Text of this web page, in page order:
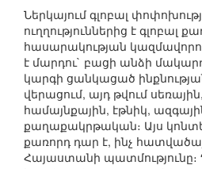
Ներկայում գլոբալ
ուղղություններից է գլոբալ
հասարակության
է մարդու` բացի անձի
կարգի ցանկացած
վերացում, այդ թվում
համայնքային, էթնիկ,
քաղաքակրթական։ Այս
քառորդ դար է, ինչ
Հայաստանի պատմությունը։